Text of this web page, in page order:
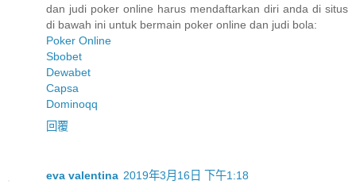
dan judi poker online harus mendaftarkan diri anda di situs
di bawah ini untuk bermain poker online dan judi bola:
Poker Online
Sbobet
Dewabet
Capsa
Dominoqq
回覆
eva valentina 2019年3月16日 下午1:18